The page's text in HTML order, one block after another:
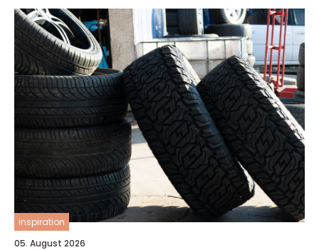
inspiration
05. August 2026